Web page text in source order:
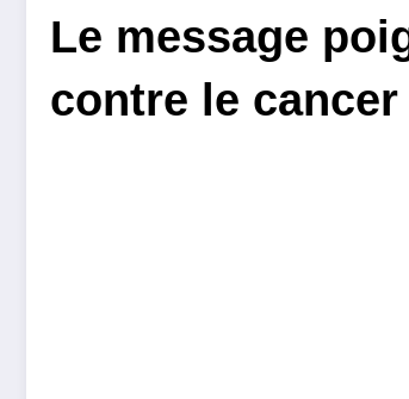
Le message
contre le